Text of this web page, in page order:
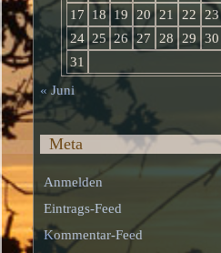
17
18 19 20 21 22
23
24 25 26 27 28 29
30
31
« Juni
Meta
Anmelden
Eintrags-Feed
Kommentar-Feed